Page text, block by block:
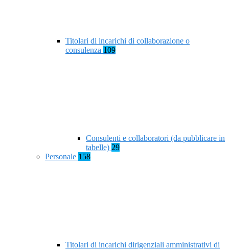
Titolari di incarichi di collaborazione o
consulenza 109
Consulenti e collaboratori (da pubblicare in
tabelle) 29
Personale 158
Titolari di incarichi dirigenziali amministrativi di